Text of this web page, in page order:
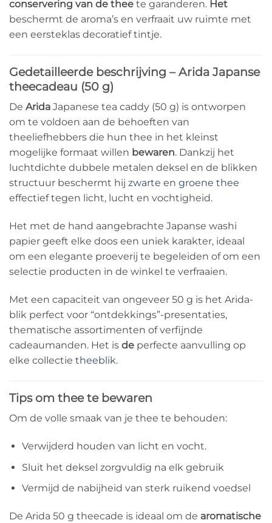
conservering van de thee te garanderen. Het
beschermt de aroma’s en verfraait uw ruimte met
een eersteklas decoratief tintje.
Gedetailleerde beschrijving – Arida Japanse
theecadeau (50 g)
De Arida Japanese tea caddy (50 g) is ontworpen
om te voldoen aan de behoeften van
theeliefhebbers die hun thee in het kleinst
mogelijke formaat willen bewaren. Dankzij het
luchtdichte dubbele metalen deksel en de blikken
structuur beschermt hij zwarte en groene thee
effectief tegen licht, lucht en vochtigheid.
Het met de hand aangebrachte Japanse washi
papier geeft elke doos een uniek karakter, ideaal
om een elegante proeverij te begeleiden of om een
selectie producten in de winkel te verfraaien.
Met een capaciteit van ongeveer 50 g is het Arida-
blik perfect voor “ontdekkings”-presentaties,
thematische assortimenten of verfijnde
cadeaumanden. Het is de perfecte aanvulling op
elke collectie theeblik.
Tips om thee te bewaren
Om de volle smaak van je thee te behouden:
Verwijderd houden van licht en vocht.
Sluit het deksel zorgvuldig na elk gebruik
Vermijd de nabijheid van sterk ruikend voedsel
De Arida 50 g theecade is ideaal om de aromatische